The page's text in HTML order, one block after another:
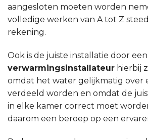
aangesloten moeten worden
volledige werken van A tot Z
rekening.
Ook is de juiste installatie door een
verwarmingsinstallateur hierbij
omdat het water gelijkmatig over
verdeeld worden en omdat de
in elke kamer correct moet
daarom een beroep op een